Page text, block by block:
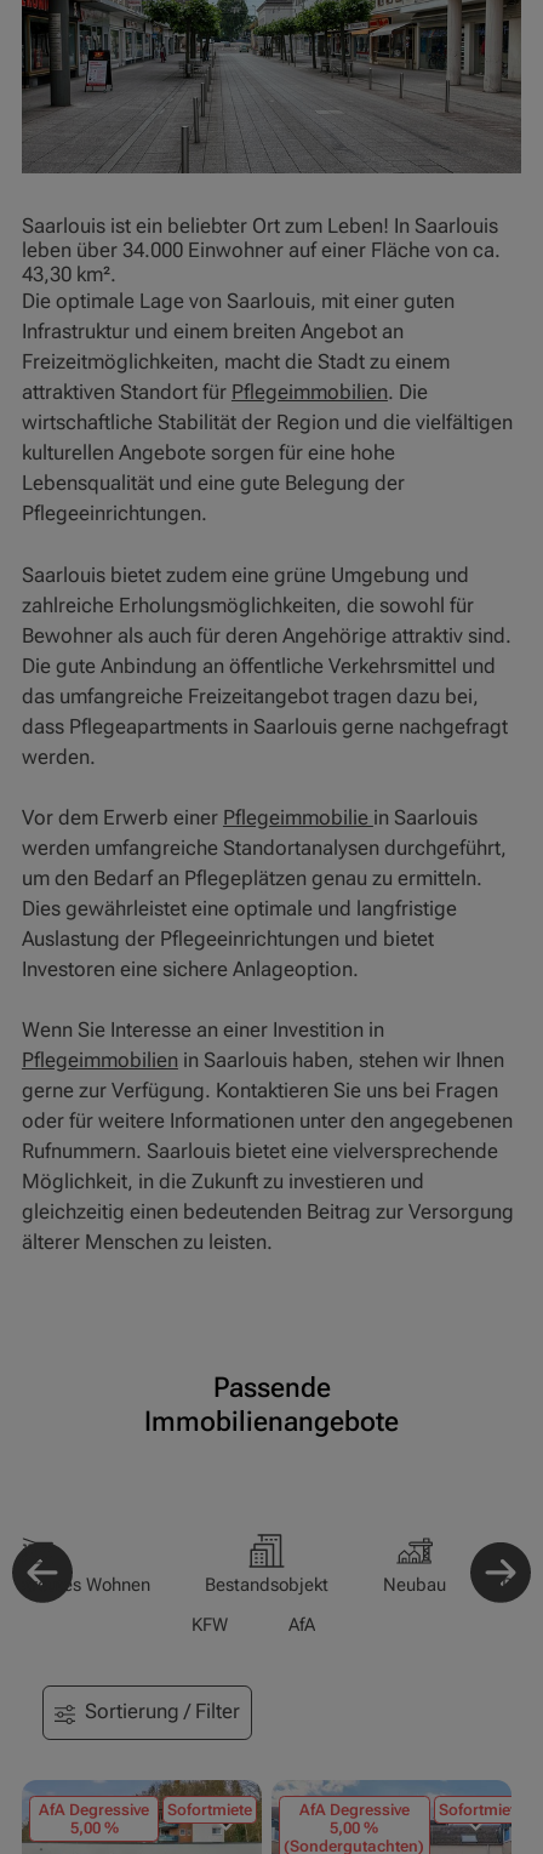
Saarlouis ist ein beliebter Ort zum Leben! In Saarlouis
leben über 34.000 Einwohner auf einer Fläche von ca.
43,30 km².
Die optimale Lage von Saarlouis, mit einer guten
Infrastruktur und einem breiten Angebot an
Freizeitmöglichkeiten, macht die Stadt zu einem
attraktiven Standort für Pflegeimmobilien. Die
wirtschaftliche Stabilität der Region und die vielfältigen
kulturellen Angebote sorgen für eine hohe
Lebensqualität und eine gute Belegung der
Pflegeeinrichtungen.
Saarlouis bietet zudem eine grüne Umgebung und
zahlreiche Erholungsmöglichkeiten, die sowohl für
Bewohner als auch für deren Angehörige attraktiv sind.
Die gute Anbindung an öffentliche Verkehrsmittel und
das umfangreiche Freizeitangebot tragen dazu bei,
dass Pflegeapartments in Saarlouis gerne nachgefragt
werden.
Vor dem Erwerb einer Pflegeimmobilie in Saarlouis
werden umfangreiche Standortanalysen durchgeführt,
um den Bedarf an Pflegeplätzen genau zu ermitteln.
Dies gewährleistet eine optimale und langfristige
Auslastung der Pflegeeinrichtungen und bietet
Investoren eine sichere Anlageoption.
Wenn Sie Interesse an einer Investition in
Pflegeimmobilien in Saarlouis haben, stehen wir Ihnen
gerne zur Verfügung. Kontaktieren Sie uns bei Fragen
oder für weitere Informationen unter den angegebenen
Rufnummern. Saarlouis bietet eine vielversprechende
Möglichkeit, in die Zukunft zu investieren und
gleichzeitig einen bedeutenden Beitrag zur Versorgung
älterer Menschen zu leisten.
Passende
Immobilienangebote
Wohnen Bestandsobjekt Neubau
KFW
AfA
Sortierung / Filter
AfA Degressive
5,00 %
Sofortmiete
AfA Degressive
5,00 %
(Sondergutachten)
Sofortmiete